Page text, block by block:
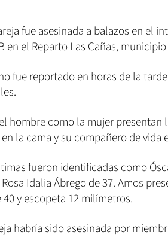
fue asesinada a balazos en el
en el Reparto Las Cañas,
fue reportado en horas de la
hombre como la mujer presentan
la cama y su compañero de vida
fueron identificadas como
Idalia Ábrego de 37. Amos
y escopeta 12 milímetros.
habría sido asesinada por